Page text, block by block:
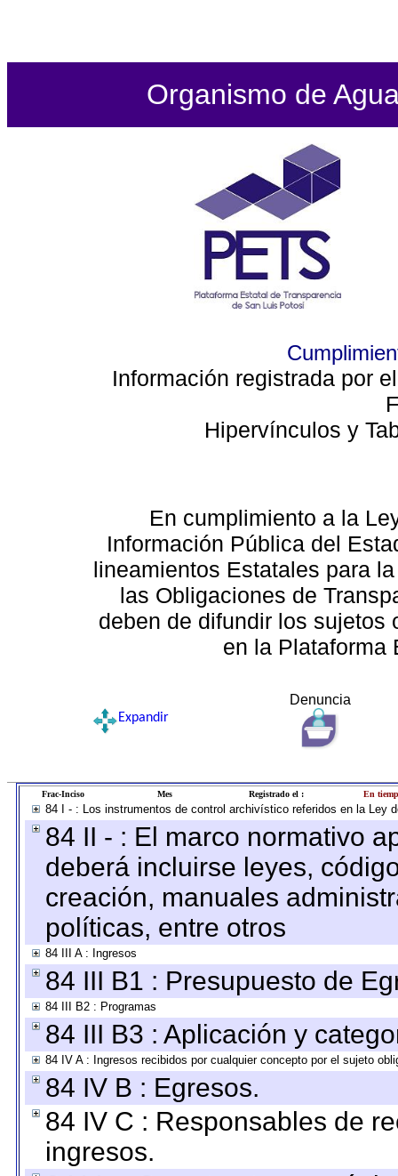
Organismo de
Información registrada por
Hipervínculos y
En cumplimiento a la
Información Pública del
lineamientos Estatales para
las Obligaciones de
deben de difundir los sujetos
en la Plataforma
Denuncia
Expandir
Frac-Inciso Mes Registrado el : En
84 I - : Los instrumentos de control archivístico referidos en la Ley
84 II - : El marco normativo
deberá incluirse leyes,
creación, manuales
políticas, entre otros
84 III A : Ingresos
84 III B1 : Presupuesto de
84 III B2 : Programas
84 III B3 : Aplicación y
84 IV A : Ingresos recibidos por cualquier concepto por el sujeto
84 IV B : Egresos.
84 IV C : Responsables de
ingresos.